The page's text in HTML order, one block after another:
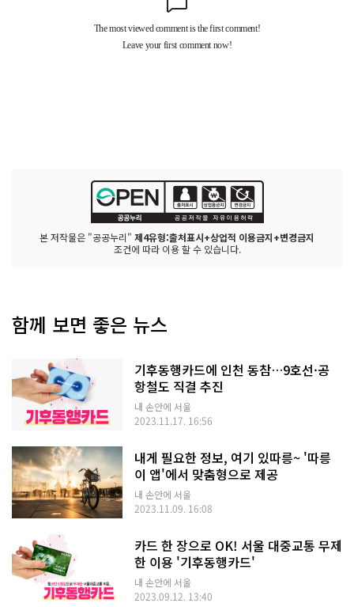
본 저작물은 "공공누리" 제4유형:출처표시+상업적 이용금지+변경금지
조건에 따라 이용 할 수 있습니다.
함께 보면 좋은 뉴스
기후동행카드에 인천 동참…9호선·공
항철도 직결 추진
내 손안에 서울
2023.11.17. 16:56
내게 필요한 정보, 여기 있따릉~ '따릉
이 앱'에서 맞춤형으로 제공
내 손안에 서울
2023.11.09. 16:08
카드 한 장으로 OK! 서울 대중교통 무제
한 이용 '기후동행카드'
내 손안에 서울
2023.09.12. 13:40